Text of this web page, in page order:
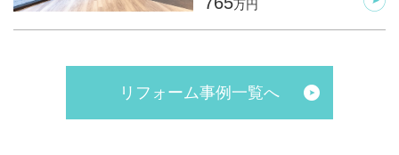
万円
リフォーム事例一覧へ